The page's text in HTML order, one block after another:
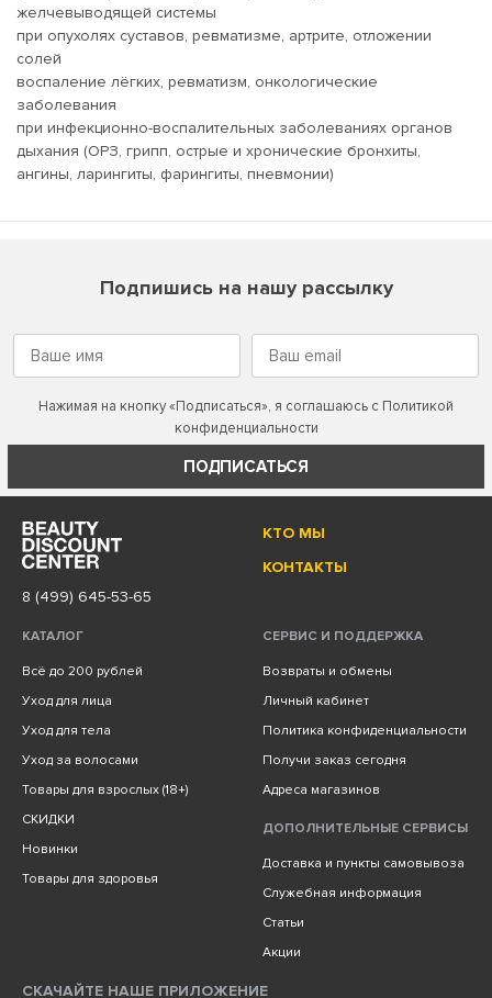
желчевыводящей системы
при опухолях суставов, ревматизме, артрите, отложении
солей
воспаление лёгких, ревматизм, онкологические
заболевания
при инфекционно-воспалительных заболеваниях органов
дыхания (ОРЗ, грипп, острые и хронические бронхиты,
ангины, ларингиты, фарингиты, пневмонии)
Подпишись на нашу рассылку
Нажимая на кнопку «Подписаться», я соглашаюсь с Политикой
конфиденциальности
ПОДПИСАТЬСЯ
КТО МЫ
КОНТАКТЫ
8 (499) 645-53-65
КАТАЛОГ
Всё до 200 рублей
Уход для лица
Уход для тела
Уход за волосами
Товары для взрослых (18+)
СКИДКИ
Новинки
Товары для здоровья
СЕРВИС И ПОДДЕРЖКА
Возвраты и обмены
Личный кабинет
Политика конфиденциальности
Получи заказ сегодня
Адреса магазинов
ДОПОЛНИТЕЛЬНЫЕ СЕРВИСЫ
Доставка и пункты самовывоза
Служебная информация
Статьи
Акции
СКАЧАЙТЕ НАШЕ ПРИЛОЖЕНИЕ